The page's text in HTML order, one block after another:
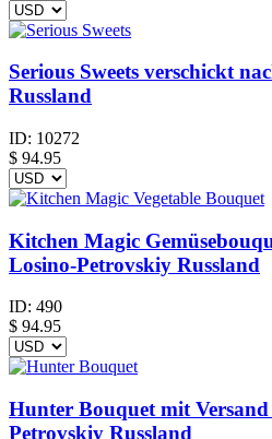
Serious Sweets verschickt
Russland
ID: 10272
$ 94.95
Kitchen Magic
Losino-Petrovskiy Russland
ID: 490
$ 94.95
Hunter Bouquet mit
Petrovskiy Russland